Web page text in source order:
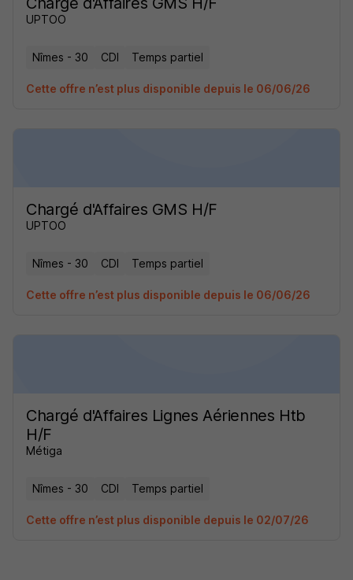
UPTOO
Nîmes - 30 CDI Temps partiel
Cette offre n’est plus disponible depuis le 06/06/26
Chargé d'Affaires GMS H/F
UPTOO
Nîmes - 30 CDI Temps partiel
Cette offre n’est plus disponible depuis le 06/06/26
Chargé d'Affaires Lignes Aériennes Htb
H/F
Métiga
Nîmes - 30 CDI Temps partiel
Cette offre n’est plus disponible depuis le 02/07/26